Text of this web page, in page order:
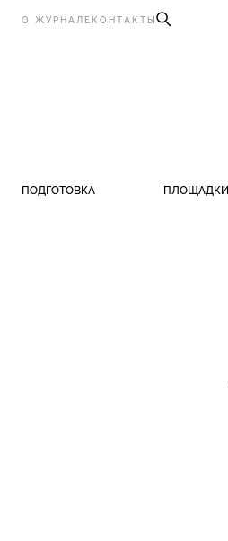
О ЖУРНАЛЕ КОНТАКТЫ
ПОДГОТОВКА ПЛОЩАДКИ